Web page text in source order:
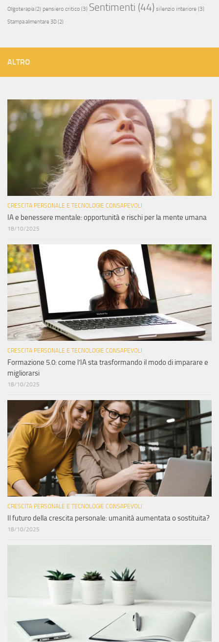
Oligoterapia(2) pensiero critico (3) Sentimenti (44) silenzio interiore (3)
Stampa alimentare 3D(2)
ALTRO
CRESCITA PERSONALE E TECNOLOGIE CONSAPEVOLI
IA e benessere mentale: opportunità e rischi per la mente umana
18/10/2025
CRESCITA PERSONALE E TECNOLOGIE CONSAPEVOLI
Formazione 5.0: come l’IA sta trasformando il modo di imparare e
migliorarsi
18/10/2025
CRESCITA PERSONALE E TECNOLOGIE CONSAPEVOLI
Il futuro della crescita personale: umanità aumentata o sostituita?
18/10/2025